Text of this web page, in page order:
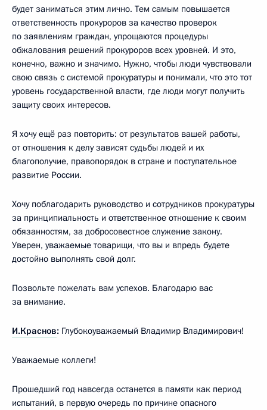
будет заниматься этим лично. Тем самым повышается
ответственность прокуроров за качество проверок
по заявлениям граждан, упрощаются процедуры
обжалования решений прокуроров всех уровней. И это,
конечно, важно и значимо. Нужно, чтобы люди чувствовали
свою связь с системой прокуратуры и понимали, что это тот
уровень государственной власти, где люди могут получить
защиту своих интересов.
Я хочу ещё раз повторить: от результатов вашей работы,
от отношения к делу зависят судьбы людей и их
благополучие, правопорядок в стране и поступательное
развитие России.
Хочу поблагодарить руководство и сотрудников прокуратуры
за принципиальность и ответственное отношение к своим
обязанностям, за добросовестное служение закону.
Уверен, уважаемые товарищи, что вы и впредь будете
достойно выполнять свой долг.
Позвольте пожелать вам успехов. Благодарю вас
за внимание.
И.Краснов: Глубокоуважаемый Владимир Владимирович!
Уважаемые коллеги!
Прошедший год навсегда останется в памяти как период
испытаний, в первую очередь по причине опасного